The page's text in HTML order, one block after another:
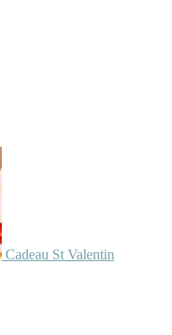
Cadeau St Valentin